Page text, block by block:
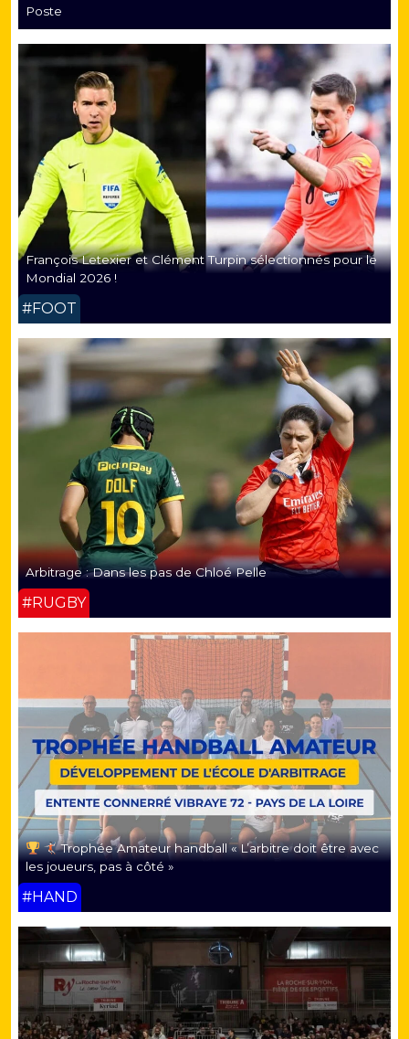
Poste
François Letexier et Clément Turpin sélectionnés pour le
Mondial 2026 !
#FOOT
Arbitrage : Dans les pas de Chloé Pelle
#RUGBY
Trophée Amateur handball « L’arbitre doit être avec
les joueurs, pas à côté »
#HAND